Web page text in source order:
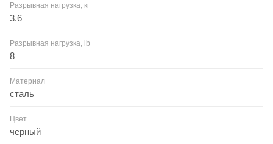
Разрывная нагрузка, кг
3.6
Разрывная нагрузка, lb
8
Материал
сталь
Цвет
черный